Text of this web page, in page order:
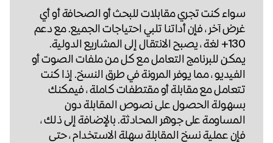
سواء كنت تجري مقابلات للبحث أو الصحافة أو أي
غرض آخر ، فإن أداتنا تلبي احتياجات الجميع. مع دعم
130+ لغة ، يصبح الانتقال إلى المشاريع الدولية.
يمكن للبرنامج التعامل مع كل من ملفات الصوت أو
الفيديو ، مما يوفر المرونة في طرق النسخ. إذا كنت
تتعامل مع مقابلة أو مقتطفات كاملة ، فيمكنك
بسهولة الحصول على نصوص المقابلة دون
المساومة على جوهر المحادثة. بالإضافة إلى ذلك ،
فإن عملية نسخ المقابلة سهلة الاستخدام ، حتى